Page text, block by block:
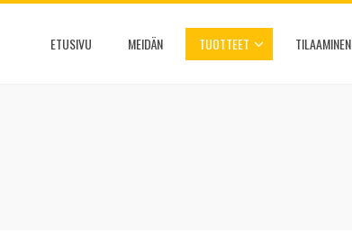
ETUSIVU MEIDÄN TUOTTEET TILAAMINEN